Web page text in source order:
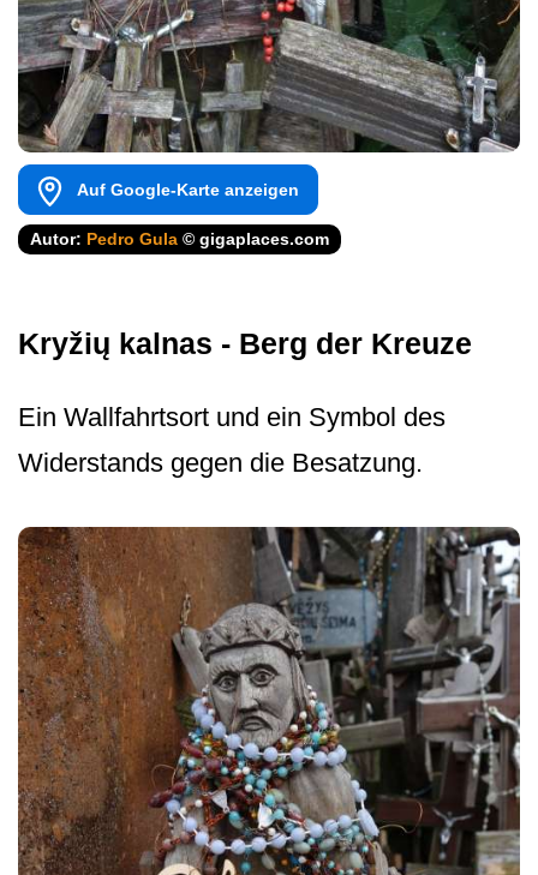
Auf Google-Karte anzeigen
Autor: Pedro Gula © gigaplaces.com
Kryžių kalnas - Berg der Kreuze
Ein Wallfahrtsort und ein Symbol des
Widerstands gegen die Besatzung.